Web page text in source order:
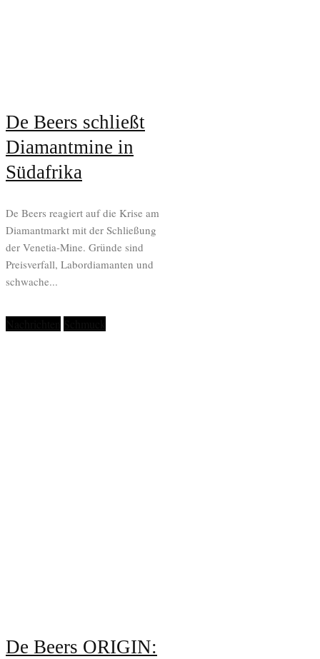
De Beers schließt
Diamantmine in
Südafrika
De Beers reagiert auf die Krise am
Diamantmarkt mit der Schließung
der Venetia-Mine. Gründe sind
Preisverfall, Labordiamanten und
schwache...
De Beers ORIGIN: